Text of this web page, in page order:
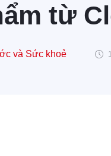
từ
và Sức khoẻ